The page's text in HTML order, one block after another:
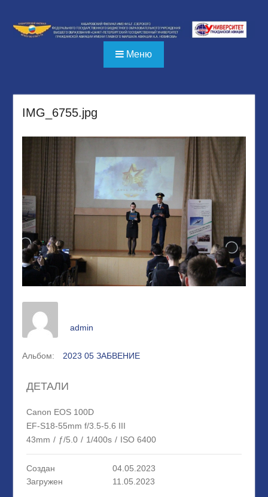
содержимому
Меню
IMG_6755.jpg
admin
Альбом: 2023 05 ЗАБВЕНИЕ
ДЕТАЛИ
Canon EOS 100D
EF-S18-55mm f/3.5-5.6 III
43mm / ƒ/5.0 / 1/400s / ISO 6400
Создан
04.05.2023
Загружен
11.05.2023